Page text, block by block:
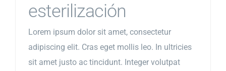
esterilización
Lorem ipsum dolor sit amet, consectetur
adipiscing elit. Cras eget mollis leo. In ultricies
sit amet justo ac tincidunt. Integer volutpat